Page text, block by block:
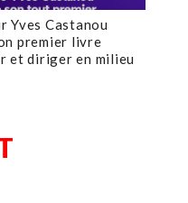
Yves Castanou
premier livre
et diriger en milieu